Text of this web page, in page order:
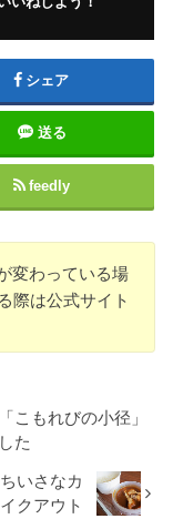
シェア
送る
feedly
変わっている場
際は公式サイト
こもれびの小径」
た
いさなカ
クアウト